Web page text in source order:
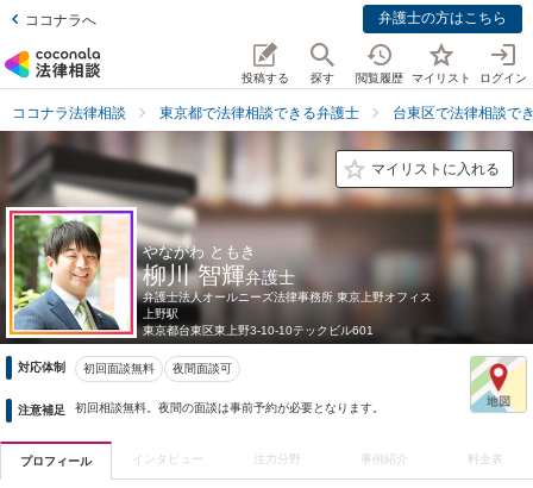
ココナラへ 弁護士の方はこちら
投稿する 探す 閲覧履歴 マイリスト ログイン
ココナラ法律相談 東京都で法律相談できる弁護士 台東区で法律相談で
マイリストに入れる
やながわ ともき
柳川 智輝弁護士
弁護士法人オールニーズ法律事務所 東京上野オフィス
上野駅
東京都台東区東上野3-10-10テックビル601
対応体制 初回面談無料 夜間面談可
注意補足 初回相談無料。夜間の面談は事前予約が必要となります。
プロフィール インタビュー 注力分野 事例紹介 料金表